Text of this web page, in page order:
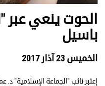
الحوت ينعي عبر
باسيل
الخميس 23 آذار 2017
إعتبر نائب "الجماعة الإسلامية" د.